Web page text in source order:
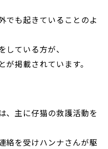
でも起きていることのよ
ている方が、
掲載されています。
、主に仔猫の救護活動を
絡を受けハンナさんが駆